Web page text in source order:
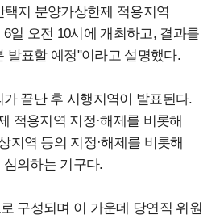
지 분양가상한제 적용지역
일 오전 10시에 개최하고, 결과를
발표할 예정"이라고 설명했다.
끝난 후 시행지역이 발표된다.
적용지역 지정·해제를 비롯해
지역 등의 지정·해제를 비롯해
의하는 기구다.
구성되며 이 가운데 당연직 위원